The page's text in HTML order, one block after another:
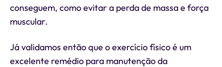
conseguem, como evitar a perda de massa e força
muscular.
Já validamos então que o exercício físico é um
excelente remédio para manutenção da